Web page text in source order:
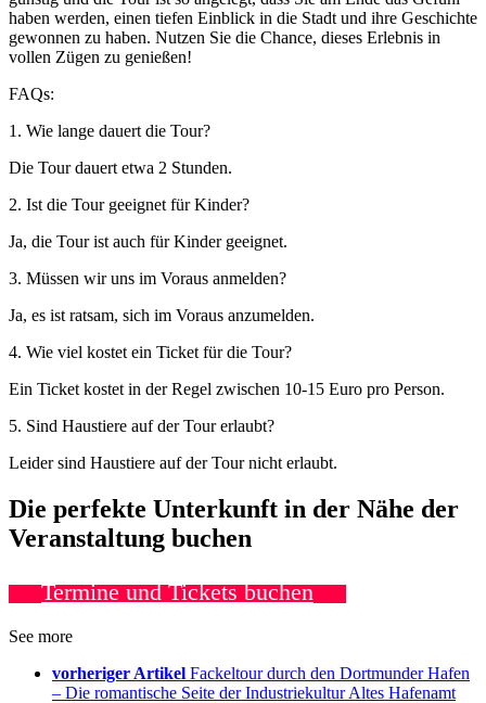
haben werden, einen tiefen Einblick in die Stadt und ihre Geschichte
gewonnen zu haben. Nutzen Sie die Chance, dieses Erlebnis in
vollen Zügen zu genießen!
FAQs:
1. Wie lange dauert die Tour?
Die Tour dauert etwa 2 Stunden.
2. Ist die Tour geeignet für Kinder?
Ja, die Tour ist auch für Kinder geeignet.
3. Müssen wir uns im Voraus anmelden?
Ja, es ist ratsam, sich im Voraus anzumelden.
4. Wie viel kostet ein Ticket für die Tour?
Ein Ticket kostet in der Regel zwischen 10-15 Euro pro Person.
5. Sind Haustiere auf der Tour erlaubt?
Leider sind Haustiere auf der Tour nicht erlaubt.
Die perfekte Unterkunft in der Nähe der
Veranstaltung buchen
Termine und Tickets buchen
See more
vorheriger Artikel Fackeltour durch den Dortmunder Hafen
– Die romantische Seite der Industriekultur Altes Hafenamt